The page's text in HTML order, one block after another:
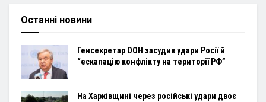
Останні новини
Генсекретар ООН засудив удари Росії й
“ескалацію конфлікту на території РФ”
На Харківщині через російські удари двоє